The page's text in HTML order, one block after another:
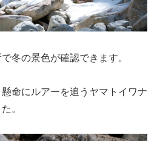
冬の景色が確認できます。
命にルアーを追うヤマトイワナ
。